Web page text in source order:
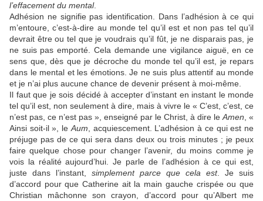
l’effacement du mental.
Adhésion ne signifie pas identification. Dans l’adhésion à ce qui
m’entoure, c’est-à-dire au monde tel qu’il est et non pas tel qu’il
devrait être ou tel que je voudrais qu’il fût, je ne disparais pas, je
ne suis pas emporté. Cela demande une vigilance aiguë, en ce
sens que, dès que je décroche du monde tel qu’il est, je repars
dans le mental et les émotions. Je ne suis plus attentif au monde
et je n’ai plus aucune chance de devenir présent à moi-même.
Il faut que je sois décidé à accepter d’instant en instant le monde
tel qu’il est, non seulement à dire, mais à vivre le « C’est, c’est, ce
n’est pas, ce n’est pas », enseigné par le Christ, à dire le Amen , «
Ainsi soit-il », le Aum , acquiescement. L’adhésion à ce qui est ne
préjuge pas de ce qui sera dans deux ou trois minutes ; je peux
faire quelque chose pour changer l’avenir, du moins comme je
vois la réalité aujourd’hui. Je parle de l’adhésion à ce qui est,
juste dans l’instant, simplement parce que cela est. Je suis
d’accord pour que Catherine ait la main gauche crispée ou que
Christian mâchonne son crayon, d’accord pour qu’Albert me